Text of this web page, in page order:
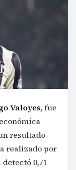
Valoyes, fue
resultado
realizado por
0,71